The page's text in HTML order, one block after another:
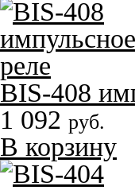
BIS-408
1 092 руб.
В корзину